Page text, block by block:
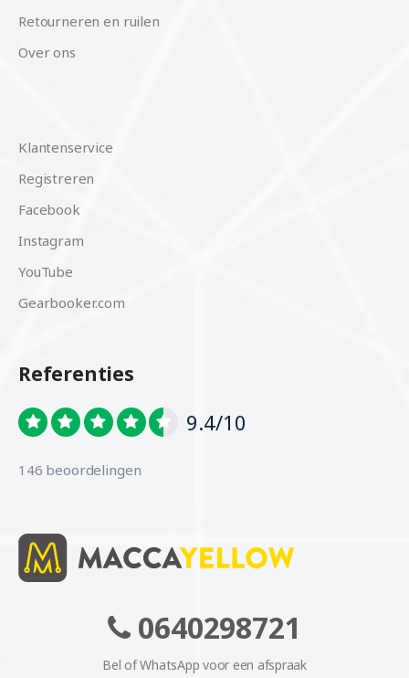
Retourneren en ruilen
Over ons
Klantenservice
Registreren
Facebook
Instagram
YouTube
Gearbooker.com
Referenties
9.4/10
146 beoordelingen
0640298721
Bel of WhatsApp voor een afspraak